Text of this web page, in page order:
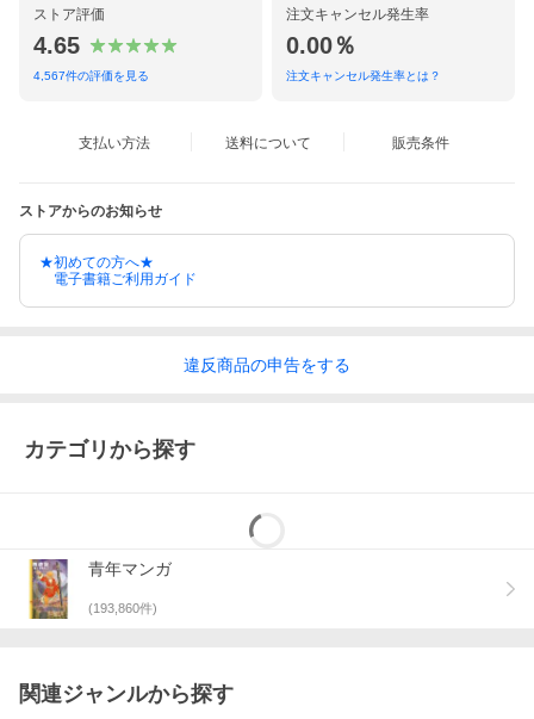
ストア評価
4.65
4,567件の評価を見る
注文キャンセル発生率
0.00％
注文キャンセル発生率とは？
支払い方法 送料について 販売条件
ストアからのお知らせ
★初めての方へ★
電子書籍ご利用ガイド
違反商品の申告をする
カテゴリから探す
青年マンガ
(193,860件)
関連ジャンルから探す